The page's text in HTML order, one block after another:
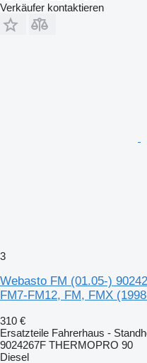
Verkäufer kontaktieren
3
Webasto FM (01.05-)
FM7-FM12, FM, FMX
310 €
Ersatzteile Fahrerhaus -
9024267F THERMOPRO 90
Diesel